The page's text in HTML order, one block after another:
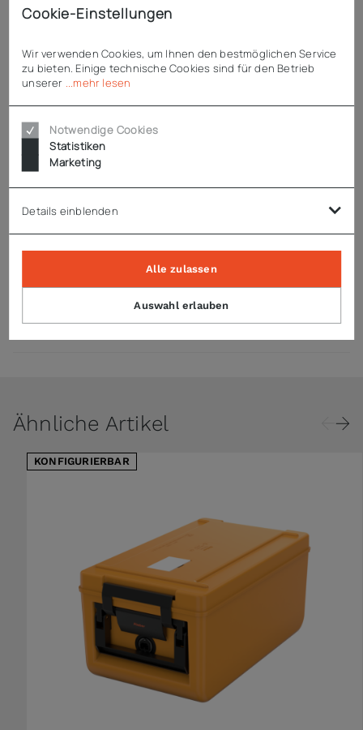
hochwertige Bügelverschlüsse
glatte Oberflächen ohne versteckte Winkel
sehr gute chemische Beständigkeit
spritzwassergeschützt (IPX4)
GN-Behälter, -Töpfe und -Deckel finden Sie << HIER >>
Technische Daten
Ähnliche Artikel
KONFIGURIERBAR
Cookie-Einstellungen
Wir verwenden Cookies, um Ihnen den bestmöglichen Service
zu bieten. Einige technische Cookies sind für den Betrieb
unserer ...mehr lesen
Notwendige Cookies
Statistiken
Marketing
Details einblenden
Auswahl erlauben
Alle zulassen